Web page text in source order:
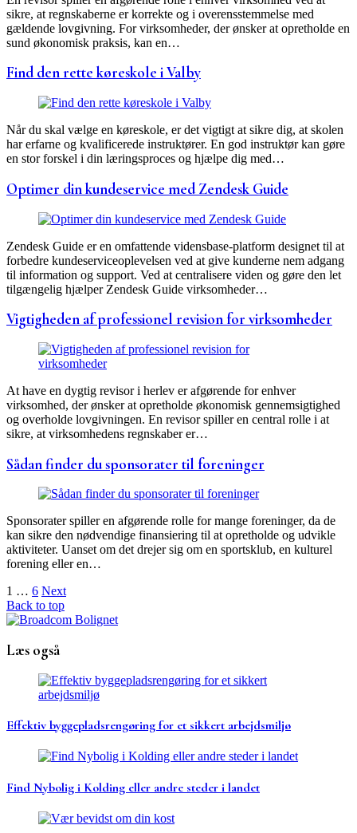
sikre, at regnskaberne er korrekte og i overensstemmelse med
gældende lovgivning. For virksomheder, der ønsker at opretholde en
sund økonomisk praksis, kan en…
Find den rette køreskole i Valby
Når du skal vælge en køreskole, er det vigtigt at sikre dig, at skolen
har erfarne og kvalificerede instruktører. En god instruktør kan gøre
en stor forskel i din læringsproces og hjælpe dig med…
Optimer din kundeservice med Zendesk Guide
Zendesk Guide er en omfattende vidensbase-platform designet til at
forbedre kundeserviceoplevelsen ved at give kunderne nem adgang
til information og support. Ved at centralisere viden og gøre den let
tilgængelig hjælper Zendesk Guide virksomheder…
Vigtigheden af professionel revision for virksomheder
At have en dygtig revisor i herlev er afgørende for enhver
virksomhed, der ønsker at opretholde økonomisk gennemsigtighed
og overholde lovgivningen. En revisor spiller en central rolle i at
sikre, at virksomhedens regnskaber er…
Sådan finder du sponsorater til foreninger
Sponsorater spiller en afgørende rolle for mange foreninger, da de
kan sikre den nødvendige finansiering til at opretholde og udvikle
aktiviteter. Uanset om det drejer sig om en sportsklub, en kulturel
forening eller en…
Navigation
til
1 … 6 Next
Back to top
Læs også
Effektiv byggepladsrengøring for et sikkert arbejdsmiljø
Find Nybolig i Kolding eller andre steder i landet